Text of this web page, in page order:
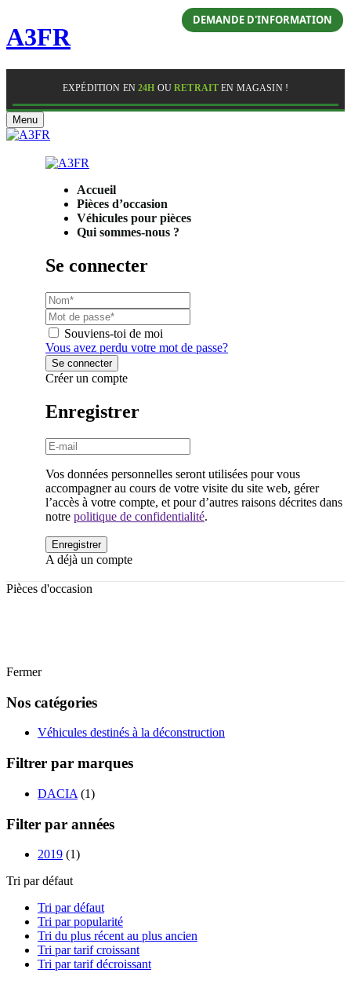
A3FR
EXPÉDITION EN24H OURETRAIT EN MAGASIN !
Menu
Accueil
Pièces d’occasion
Véhicules pour pièces
Qui sommes-nous ?
Se connecter
Souviens-toi de moi
Vous avez perdu votre mot de passe?
Créer un compte
Enregistrer
Vos données personnelles seront utilisées pour vous
accompagner au cours de votre visite du site web, gérer
l’accès à votre compte, et pour d’autres raisons décrites dans
notre politique de confidentialité.
A déjà un compte
Pièces d'occasion
Fermer
Nos catégories
Véhicules destinés à la déconstruction
Filtrer par marques
DACIA (1)
Filter par années
2019 (1)
Tri par défaut
Tri par défaut
Tri par popularité
Tri du plus récent au plus ancien
Tri par tarif croissant
Tri par tarif décroissant
DEMANDE D'INFORMATION